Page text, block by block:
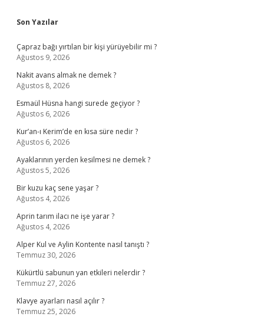
Sidebar
Son Yazılar
Çapraz bağı yırtılan bir kişi yürüyebilir mi ?
Ağustos 9, 2026
Nakit avans almak ne demek ?
Ağustos 8, 2026
Esmaül Hüsna hangi surede geçiyor ?
Ağustos 6, 2026
Kur’an-ı Kerim’de en kısa süre nedir ?
Ağustos 6, 2026
Ayaklarının yerden kesilmesi ne demek ?
Ağustos 5, 2026
Bir kuzu kaç sene yaşar ?
Ağustos 4, 2026
Aprin tarım ilacı ne işe yarar ?
Ağustos 4, 2026
Alper Kul ve Aylin Kontente nasıl tanıştı ?
Temmuz 30, 2026
Kükürtlü sabunun yan etkileri nelerdir ?
Temmuz 27, 2026
Klavye ayarları nasıl açılır ?
Temmuz 25, 2026